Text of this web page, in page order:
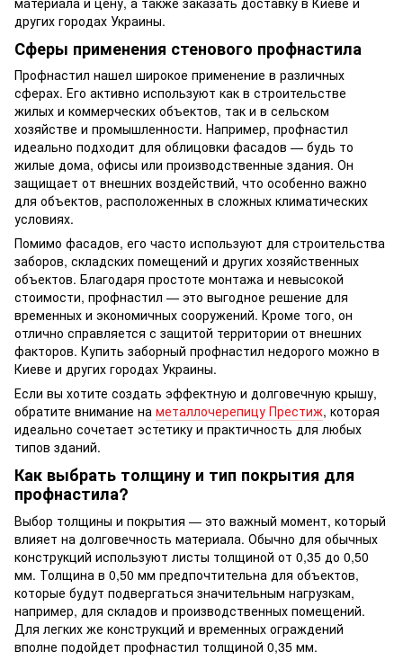
других городах Украины.
Сферы применения стенового профнастила
Профнастил нашел широкое применение в различных
сферах. Его активно используют как в строительстве
жилых и коммерческих объектов, так и в сельском
хозяйстве и промышленности. Например, профнастил
идеально подходит для облицовки фасадов — будь то
жилые дома, офисы или производственные здания. Он
защищает от внешних воздействий, что особенно важно
для объектов, расположенных в сложных климатических
условиях.
Помимо фасадов, его часто используют для строительства
заборов, складских помещений и других хозяйственных
объектов. Благодаря простоте монтажа и невысокой
стоимости, профнастил — это выгодное решение для
временных и экономичных сооружений. Кроме того, он
отлично справляется с защитой территории от внешних
факторов. Купить заборный профнастил недорого можно в
Киеве и других городах Украины.
Если вы хотите создать эффектную и долговечную крышу,
обратите внимание на металлочерепицу Престиж, которая
идеально сочетает эстетику и практичность для любых
типов зданий.
Как выбрать толщину и тип покрытия для
профнастила?
Выбор толщины и покрытия — это важный момент, который
влияет на долговечность материала. Обычно для обычных
конструкций используют листы толщиной от 0,35 до 0,50
мм. Толщина в 0,50 мм предпочтительна для объектов,
которые будут подвергаться значительным нагрузкам,
например, для складов и производственных помещений.
Для легких же конструкций и временных ограждений
вполне подойдет профнастил толщиной 0,35 мм.